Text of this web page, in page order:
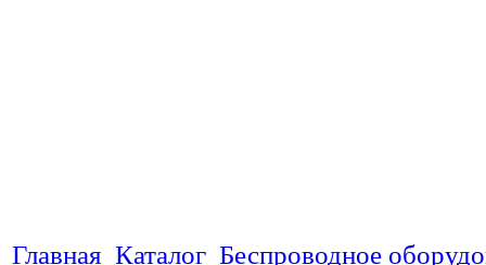
Главная Каталог Беспроводное